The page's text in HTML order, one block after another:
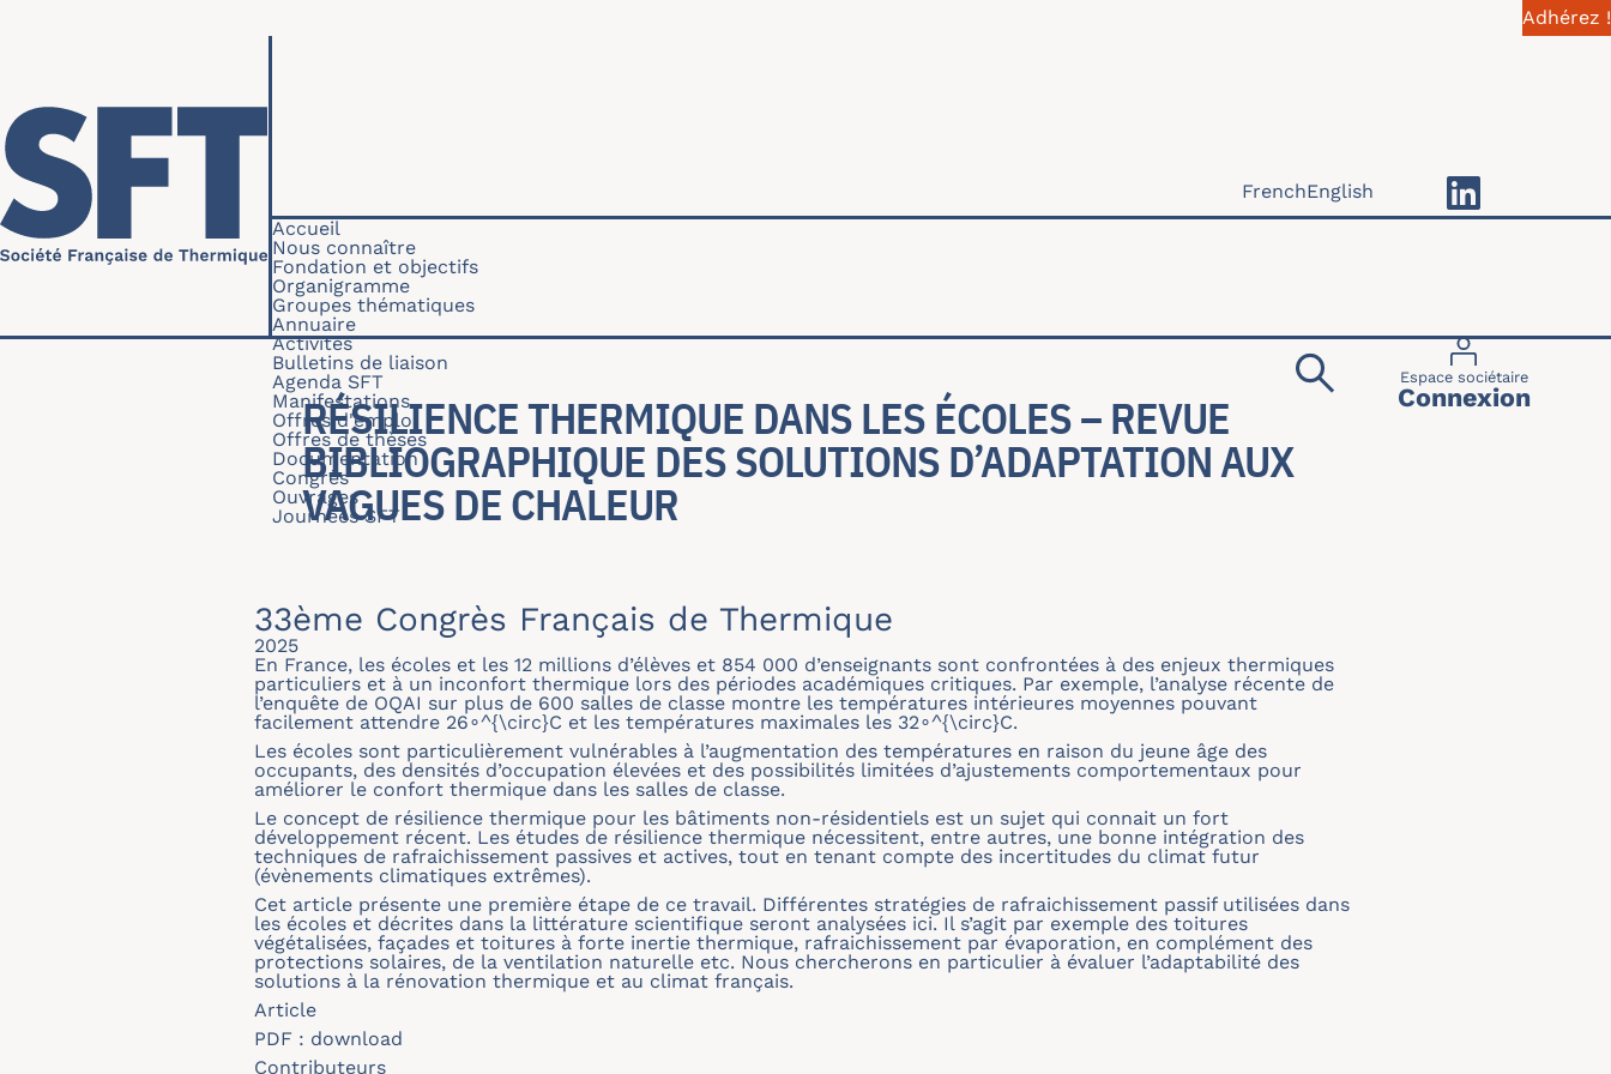
Adhérez !
Navigation principale
Accueil
Nous connaître
Fondation et objectifs
Organigramme
Groupes thématiques
Annuaire
Activités
Bulletins de liaison
Agenda SFT
Manifestations
Offres d'emploi
Offres de thèses
Documentation
Congrès
Ouvrages
Journées SFT
Menu du
Espace sociétaire
Connexion
FrenchEnglish
RÉSILIENCE THERMIQUE DANS LES ÉCOLES – REVUE
BIBLIOGRAPHIQUE DES SOLUTIONS D’ADAPTATION AUX
VAGUES DE CHALEUR
33ème Congrès Français de Thermique
2025
En France, les écoles et les 12 millions d’élèves et 854 000 d’enseignants sont confrontées à des enjeux thermiques
particuliers et à un inconfort thermique lors des périodes académiques critiques. Par exemple, l’analyse récente de
l’enquête de OQAI sur plus de 600 salles de classe montre les températures intérieures moyennes pouvant
facilement attendre 26∘^{\circ}C et les températures maximales les 32∘^{\circ}C.
Les écoles sont particulièrement vulnérables à l’augmentation des températures en raison du jeune âge des
occupants, des densités d’occupation élevées et des possibilités limitées d’ajustements comportementaux pour
améliorer le confort thermique dans les salles de classe.
Le concept de résilience thermique pour les bâtiments non-résidentiels est un sujet qui connait un fort
développement récent. Les études de résilience thermique nécessitent, entre autres, une bonne intégration des
techniques de rafraichissement passives et actives, tout en tenant compte des incertitudes du climat futur
(évènements climatiques extrêmes).
Cet article présente une première étape de ce travail. Différentes stratégies de rafraichissement passif utilisées dans
les écoles et décrites dans la littérature scientifique seront analysées ici. Il s’agit par exemple des toitures
végétalisées, façades et toitures à forte inertie thermique, rafraichissement par évaporation, en complément des
protections solaires, de la ventilation naturelle etc. Nous chercherons en particulier à évaluer l’adaptabilité des
solutions à la rénovation thermique et au climat français.
Article
PDF : download
Contributeurs